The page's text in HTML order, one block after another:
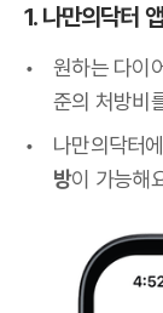
1. 나만의닥터
원하는 다이
준의 처방비
나만의닥터
방이 가능해